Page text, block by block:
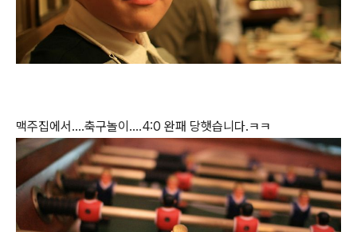
맥주집에서....축구놀이....4:0 완패 당햇습니다.ㅋㅋ